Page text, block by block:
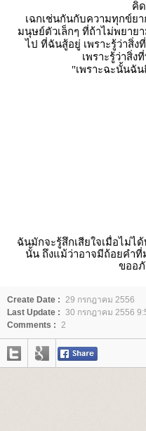
คิ
เฉกเช่นกันกับความทุกข์ย
มนุษย์ตัวเล็กๆ ที่ถ้าไม่พยา
ไป ที่ฉันสู้อยู่ เพราะรู้ว่าสิ่
เพราะรู้ว่าสิ่ง
"เพราะฉะนั้นฉั
ฉันมักจะรู้สึกเสียใจเมื่อไม่ไ
นั้น ถึงแม้ว่าอาจมีถ้อยคำที่
ขออ
Create Date : 29 กรกฎาคม 2556
Last Update : 30 กรกฎาคม 2556
Comments : 2